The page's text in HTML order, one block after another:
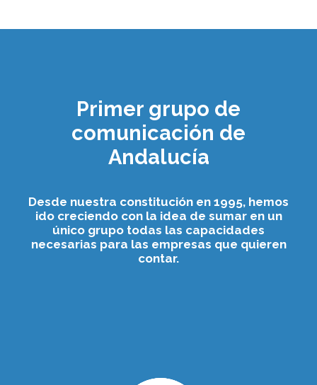
Primer grupo de
comunicación de
Andalucía
Desde nuestra constitución en 1995, hemos
ido creciendo con la idea de sumar en un
único grupo todas las capacidades
necesarias para las empresas que quieren
contar.